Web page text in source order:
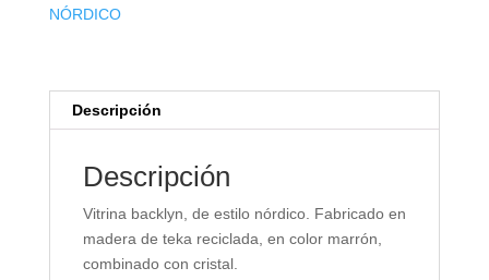
NÓRDICO
Descripción
Descripción
Vitrina backlyn, de estilo nórdico. Fabricado en
madera de teka reciclada, en color marrón,
combinado con cristal.